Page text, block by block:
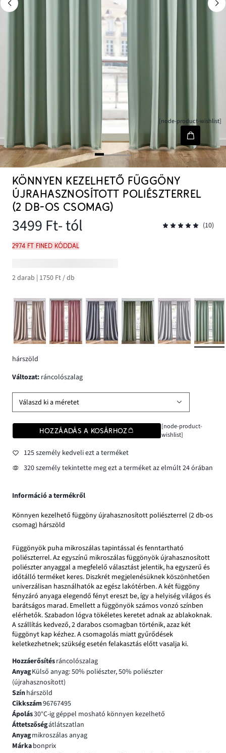
[node-product-wishlist]
KÖNNYEN KEZELHETŐ FÜGGÖNY
ÚJRAHASZNOSÍTOTT POLIÉSZTERREL
(2 DB-OS CSOMAG)
3499 Ft- tól (10)
2974 Ft FINED kóddal
2 darab | 1750 Ft / db
hárszöld
változat: ráncolószalag
Válaszd ki a méretet
HOZZÁADÁS A KOSÁRHOZ
[node-product-
wishlist]
125 személy kedveli ezt a terméket
320 személy tekintette meg ezt a terméket az elmúlt 24 órában
Információ a termékről
Könnyen kezelhető függöny újrahasznosított poliészterrel (2 db-os
csomag) hárszöld
Függönyök puha mikroszálas tapintással és fenntartható
poliészterrel. Az egyszínű mikroszálas függönyök újrahasznosított
poliészter anyaggal a megfelelő választást jelentik, ha egyszerű és
időtálló terméket keres. Diszkrét megjelenésüknek köszönhetően
univerzálisan használhatók az egész lakótérben. A két függöny
fényzáró anyaga elegendő fényt ereszt be, így a helyiség világos és
barátságos marad. Emellett a függönyök számos vonzó színben
elérhetők. Szabadon lógva tökéletes keretet adnak az ablakoknak.
A szállítás kedvező, 2 darabos csomagban történik, azaz két
függönyt kap kézhez. A csomagolás miatt gyűrődések
keletkezhetnek; szükség esetén felakasztás előtt vasalja ki.
Hozzáerősítésráncolószalag
AnyagKülső anyag: 50% poliészter, 50% poliészter
(újrahasznosított)
Színhárszöld
Cikkszám96767495
Ápolás30°C-ig géppel mosható könnyen kezelhető
Áttetszőségátlátszatlan
Anyagmikroszálas anyag
Márkabonprix